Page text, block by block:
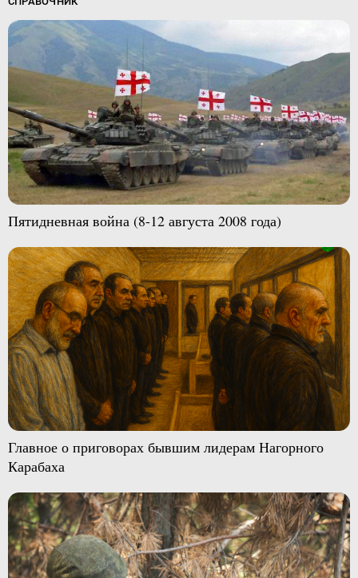
Пятидневная война (8-12 августа 2008 года)
Главное о приговорах бывшим лидерам Нагорного
Карабаха